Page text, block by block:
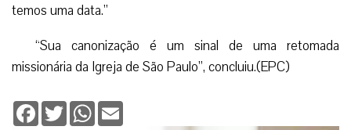
temos uma data.”
“Sua canonização é um sinal de uma retomada
missionária da Igreja de São Paulo”, concluiu.(EPC)
Facebook
TwitterWhatsApp